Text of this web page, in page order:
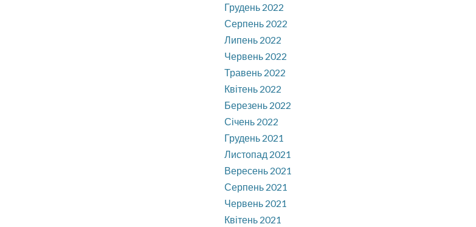
Грудень 2022
Серпень 2022
Липень 2022
Червень 2022
Травень 2022
Квітень 2022
Березень 2022
Січень 2022
Грудень 2021
Листопад 2021
Вересень 2021
Серпень 2021
Червень 2021
Квітень 2021